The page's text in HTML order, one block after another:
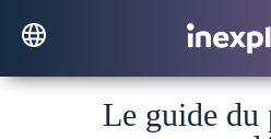
Le guide du